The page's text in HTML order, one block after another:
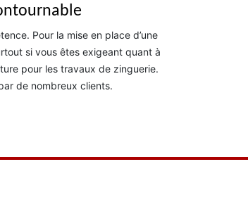
Pour la mise en place d’une
si vous êtes exigeant quant à
pour les travaux de zinguerie.
de nombreux clients.